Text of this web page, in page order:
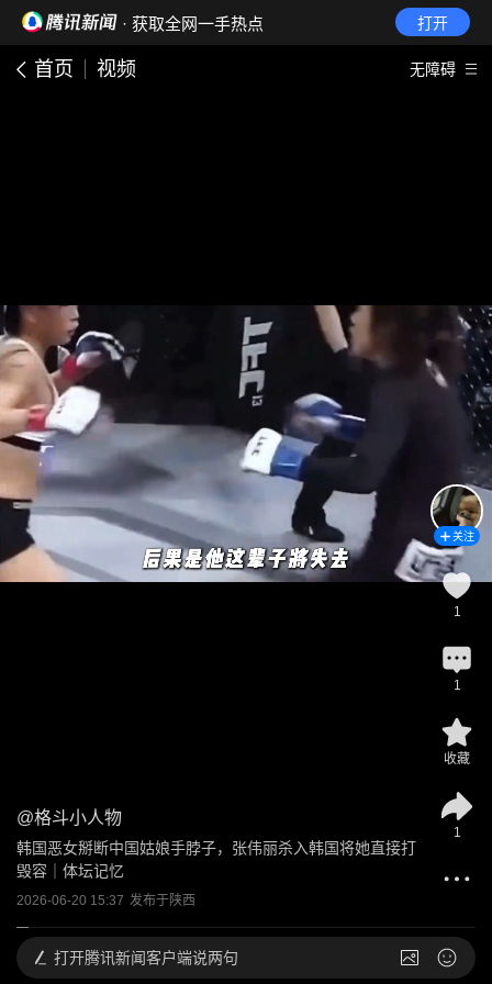
· 获取全网一手热点 打开
首页 视频 无障碍
@格斗小人物
韩国恶女掰断中国姑娘手脖子，张伟丽杀入韩国将她直接打
毁容｜体坛记忆
2026-06-20 15:37 发布于陕西
关注
1
1
收藏
1
打开腾讯新闻客户端说两句